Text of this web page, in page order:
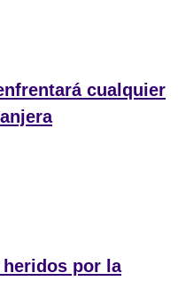
cualquier
por la